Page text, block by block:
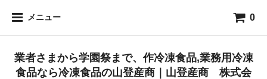
メニュー 0
業者さまから学園祭まで、作冷凍食品,業務用冷凍
食品なら冷凍食品の山登産商｜山登産商 株式会